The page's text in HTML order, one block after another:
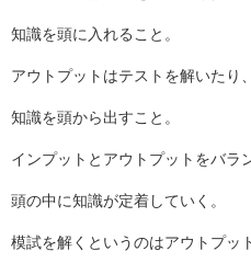
知識を頭に入れること。
アウトプットはテストを解いたり
知識を頭から出すこと。
インプットとアウトプットをバラ
頭の中に知識が定着していく。
模試を解くというのはアウトプッ